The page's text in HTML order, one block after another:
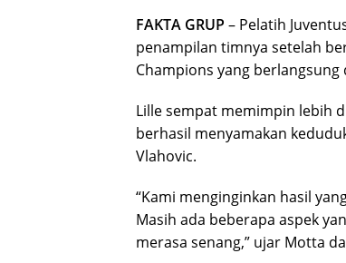
FAKTA GRUP – Pelatih
penampilan timnya setelah
Champions yang
Lille sempat memimpin lebih
berhasil menyamakan
Vlahovic.
“Kami menginginkan hasil
Masih ada beberapa aspek
merasa senang,” ujar Motta